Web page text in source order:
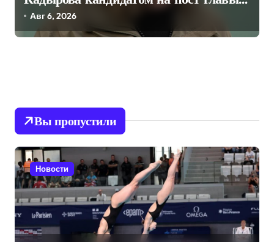
Чечни
Авг 6, 2026
Вы пропустили
Новости